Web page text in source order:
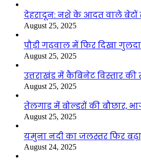
देहरादून: नशे के आदत वाले बेटों
August 25, 2025
पौड़ी गढ़वाल में फिर दिखा
August 25, 2025
उत्तराखंड में कैबिनेट विस्तार
August 25, 2025
तेलगाड में बोल्डरों की बौछार,
August 25, 2025
यमुना नदी का जलस्तर फिर
August 24, 2025